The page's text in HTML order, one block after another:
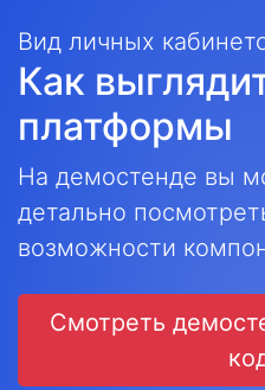
Вид личных
Как
платформы
На демостенде вы
детально
возможности
Смотреть